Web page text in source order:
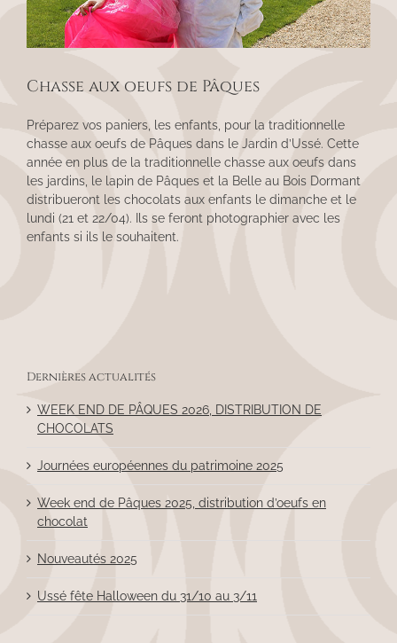
Chasse aux oeufs de Pâques
Préparez vos paniers, les enfants, pour la traditionnelle
chasse aux oeufs de Pâques dans le Jardin d’Ussé. Cette
année en plus de la traditionnelle chasse aux oeufs dans
les jardins, le lapin de Pâques et la Belle au Bois Dormant
distribueront les chocolats aux enfants le dimanche et le
lundi (21 et 22/04). Ils se feront photographier avec les
enfants si ils le souhaitent.
Dernières actualités
WEEK END DE PÂQUES 2026, DISTRIBUTION DE
CHOCOLATS
Journées européennes du patrimoine 2025
Week end de Pâques 2025, distribution d’oeufs en
chocolat
Nouveautés 2025
Ussé fête Halloween du 31/10 au 3/11